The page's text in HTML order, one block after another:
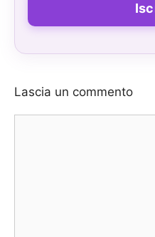
Lascia un commento